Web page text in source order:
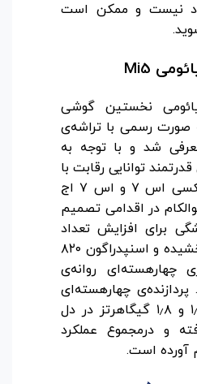
نیست و ممکن است
Mi5
۵ شیائومی نخستین گوشی
صورت رسمی با تراشه‌ی
۸۲۰ معرفی شد و با توجه به
توانایی رقابت با
محصولاتی مانند گلکسی اس ۷ و اس ۷ اج
در اقدامی تصمیم
برای افزایش تعداد
هسته‌ها را پایان بخشیده و اسنپدراگون ۸۲۰
چهارهسته‌ای روانه‌ی
پردازنده‌ی چهارهسته‌ای
Kryo با فرکانس ۱٫۳ و ۱٫۸ گیگاهرتز در دل
و درمجموع عملکرد
آورده است.